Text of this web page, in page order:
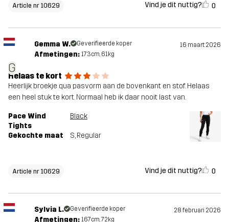
Article nr 10629 Vind je dit nuttig? 0
G
Gemma W. Geverifieerde koper 16 maart 2026
Afmetingen: 173cm, 61kg
Helaas te kort
Heerlijk broekje qua pasvorm aan de bovenkant en stof. Helaas
een heel stuk te kort. Normaal heb ik daar nooit last van.
Pace Wind
Tights
Black
Gekochte maat S, Regular
Article nr 10629 Vind je dit nuttig? 0
Sylvia L. Geverifieerde koper 28 februari 2026
Afmetingen: 167cm, 72kg